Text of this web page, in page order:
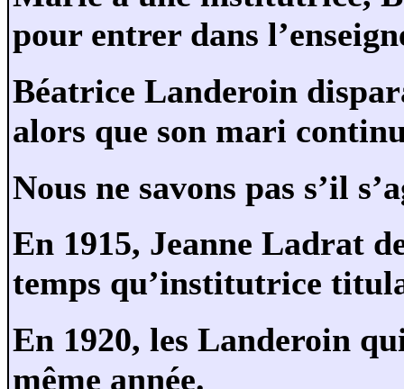
pour entrer dans
Béatrice Landeroin
alors que son mari
Nous ne savons pas s’il
En 1915, Jeanne Ladrat
temps qu’institutrice
En 1920, les Landeroin
même année.